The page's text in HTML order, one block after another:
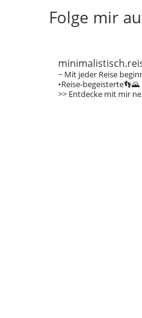
Folge mir
~ Mit jeder Reise
•Reise-begeisterte👣🌄
>> Entdecke mit mir